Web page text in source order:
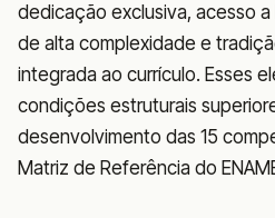
dedicação exclusiva, acesso
de alta complexidade e
integrada ao currículo. Esses
condições estruturais
desenvolvimento das 15
Matriz de Referência do